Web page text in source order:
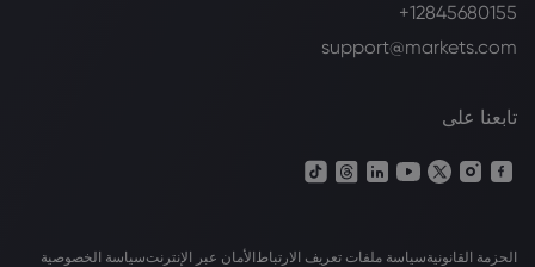
+12845680155
support@markets.com
تابعنا على
الحزمة القانونيةسياسة ملفات تعريف الارتباط الأمان عبر الإنترنتسياسة الخصوصية